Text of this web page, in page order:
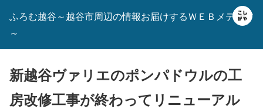
ふろむ越谷～越谷市周辺の情報お届けするＷＥＢメディア
～
新越谷ヴァリエのポンパドウルの工
房改修工事が終わってリニューアル